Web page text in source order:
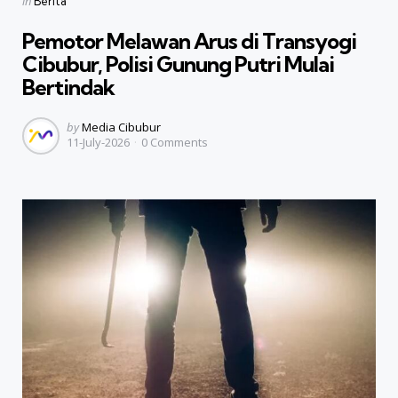
Pemotor Melawan Arus di Transyogi
Cibubur, Polisi Gunung Putri Mulai
Bertindak
Posted
by
byMedia Cibubur
11-July-2026
0 Comments